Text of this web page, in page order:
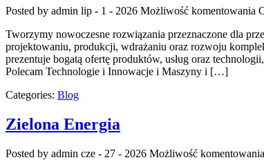
Posted by admin lip - 1 - 2026 Możliwość komentowania
Tworzymy nowoczesne rozwiązania przeznaczone dla
projektowaniu, produkcji, wdrażaniu oraz rozwoju
prezentuje bogatą ofertę produktów, usług oraz
Polecam Technologie i Innowacje i Maszyny i […]
Categories: Blog
Zielona Energia
Posted by admin cze - 27 - 2026 Możliwość komentowania